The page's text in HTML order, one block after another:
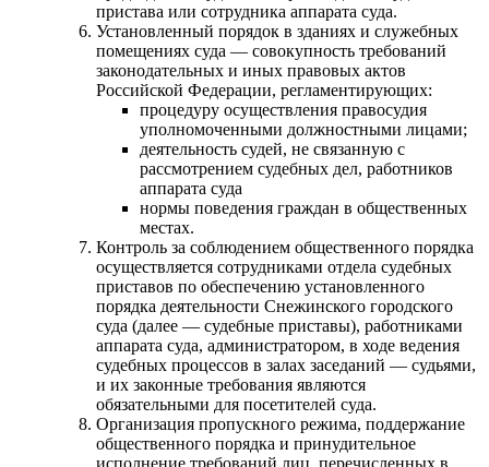
пристава или сотрудника аппарата суда.
Установленный порядок в зданиях и служебных
помещениях суда — совокупность требований
законодательных и иных правовых актов
Российской Федерации, регламентирующих:
процедуру осуществления правосудия
уполномоченными должностными лицами;
деятельность судей, не связанную с
рассмотрением судебных дел, работников
аппарата суда
нормы поведения граждан в общественных
местах.
Контроль за соблюдением общественного порядка
осуществляется сотрудниками отдела судебных
приставов по обеспечению установленного
порядка деятельности Снежинского городского
суда (далее — судебные приставы), работниками
аппарата суда, администратором, в ходе ведения
судебных процессов в залах заседаний — судьями,
и их законные требования являются
обязательными для посетителей суда.
Организация пропускного режима, поддержание
общественного порядка и принудительное
исполнение требований лиц, перечисленных в